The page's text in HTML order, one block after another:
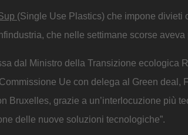
(Single Use Plastics) che impone
che nelle settimane scorse
dal Ministro della Transizione ecologica
Ue con delega al Green deal,
Bruxelles, grazie a un’interlocuzione più
delle nuove soluzioni tecnologiche”.